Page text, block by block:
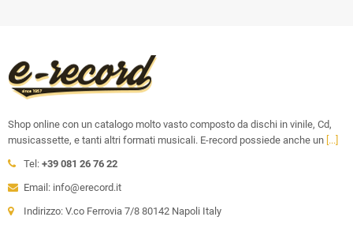
Shop online con un catalogo molto vasto composto da dischi in vinile, Cd,
musicassette, e tanti altri formati musicali. E-record possiede anche un [...]
Tel: +39 081 26 76 22
Email: info@erecord.it
Indirizzo: V.co Ferrovia 7/8 80142 Napoli Italy